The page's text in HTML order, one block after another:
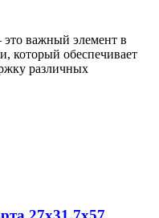
важный элемент в
который обеспечивает
различных